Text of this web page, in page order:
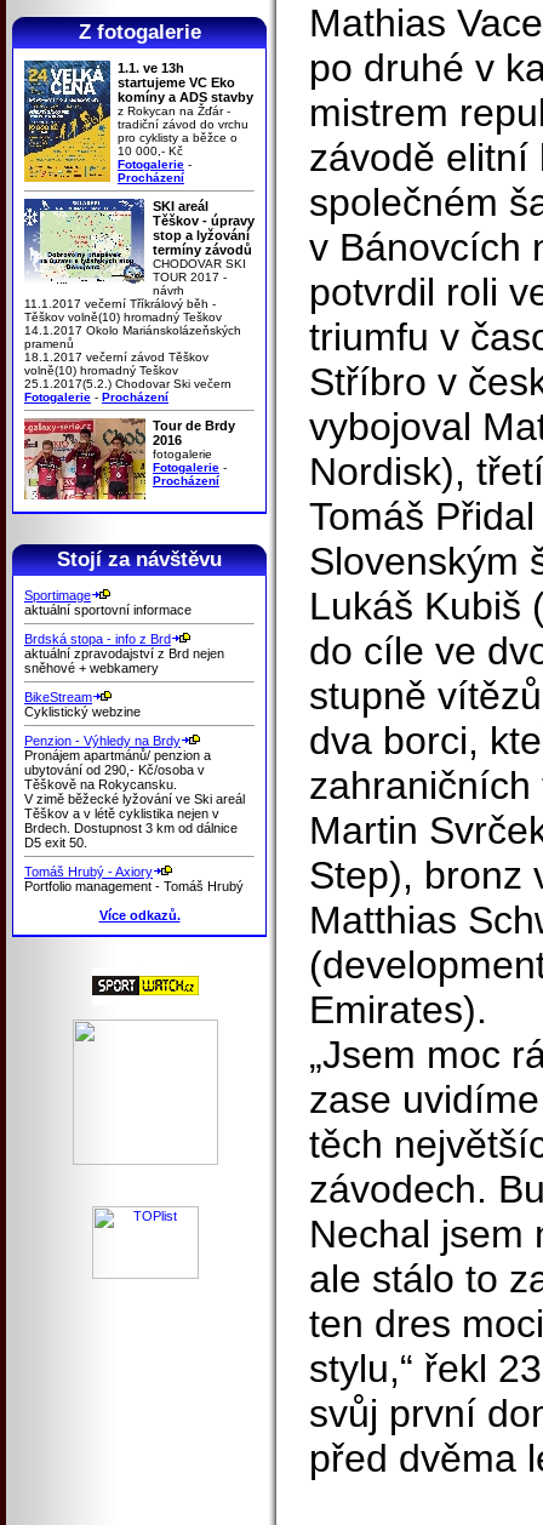
Z fotogalerie
1.1. ve 13h
startujeme VC Eko
komíny a ADS stavby
z Rokycan na Žďár -
tradiční závod do vrchu
pro cyklisty a běžce o
10 000,- Kč
Fotogalerie -
Procházení
SKI areál
Těškov - úpravy
stop a lyžování
termíny závodů
CHODOVAR SKI
TOUR 2017 -
návrh
11.1.2017 večerní Tříkrálový běh -
Těškov volně(10) hromadný Teškov
14.1.2017 Okolo Mariánskolázeňských
pramenů
18.1.2017 večerní závod Těškov
volně(10) hromadný Teškov
25.1.2017(5.2.) Chodovar Ski večern
Fotogalerie - Procházení
Tour de Brdy
2016
fotogalerie
Fotogalerie -
Procházení
Stojí za návštěvu
Sportimage
aktuální sportovní informace
Brdská stopa - info z Brd
aktuální zpravodajství z Brd nejen
sněhové + webkamery
BikeStream
Cyklistický webzine
Penzion - Výhledy na Brdy
Pronájem apartmánů/ penzion a
ubytování od 290,- Kč/osoba v
Těškově na Rokycansku.
V zimě běžecké lyžování ve Ski areál
Těškov a v létě cyklistika nejen v
Brdech. Dostupnost 3 km od dálnice
D5 exit 50.
Tomáš Hrubý - Axiory
Portfolio management - Tomáš Hrubý
Více odkazů.
Mathias
po druhé v
mistrem
závodě elitní
společném
v Bánovcích
potvrdil roli
triumfu v
Stříbro v
vybojoval
Nordisk),
Tomáš
Slovenským
Lukáš Kubiš
do cíle ve
stupně
dva borci,
Martin
Step), bronz
Matthias
Emirates).
„Jsem moc
zase
těch
závodech.
Nechal jsem
ale stálo to
ten dres
stylu,“ řekl
svůj první
před dvěma